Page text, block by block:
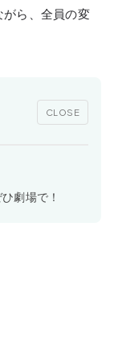
ら、全員の変
CLOSE
劇場で！